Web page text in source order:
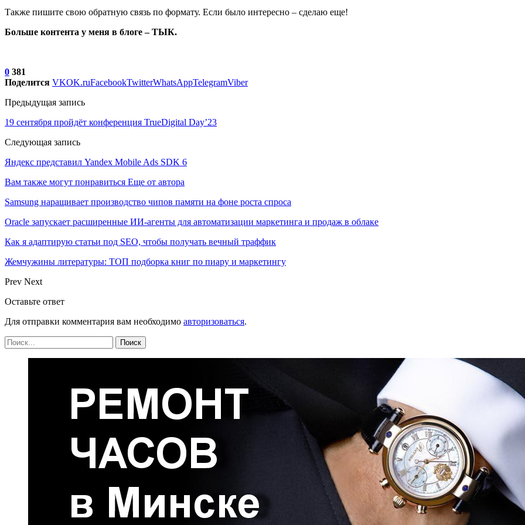
Также пишите свою обратную связь по формату. Если было интересно – сделаю еще!
Больше контента у меня в блоге – ТЫК.
0 381
Поделится VKOK.ruFacebookTwitterWhatsAppTelegramViber
Предыдущая запись
19 сентября пройдёт конференция TrueDigital Day’23
Следующая запись
Яндекс представил Yandex Mobile Ads SDK 6
Вам также могут понравиться Еще от автора
Samsung наращивает производство чипов памяти на фоне роста спроса
Oracle запускает расширенные ИИ‑агенты для автоматизации маркетинга и продаж в облаке
Как я адаптирую статьи под SEO, чтобы получать вечный траффик
Жемчужины литературы: ТОП подборка книг по пиару и маркетингу
Prev Next
Оставьте ответ
Для отправки комментария вам необходимо авторизоваться.